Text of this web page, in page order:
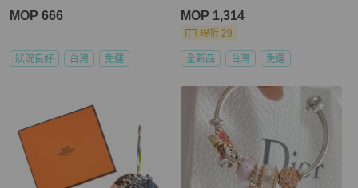
MOP 666
狀況良好 台灣 免運
MOP 1,314
現折 29
全新品 台灣 免運